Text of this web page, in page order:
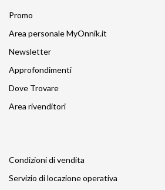
Promo
Area personale MyOnnik.it
Newsletter
Approfondimenti
Dove Trovare
Area rivenditori
Condizioni di vendita
Servizio di locazione operativa